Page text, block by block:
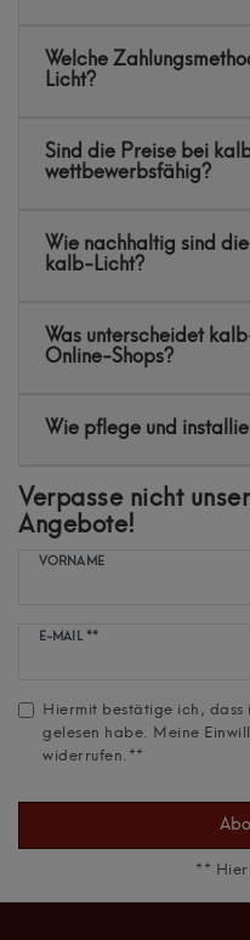
Welche
Licht?
Sind die Preise bei
wettbewerbsfähig?
Wie nachhaltig sind
kalb-Licht?
Was unterscheidet
Online-Shops?
Wie pflege und
Verpasse nicht
Angebote!
VORNAME
E-MAIL **
Newsletter
Hiermit bestätige ich, dass
gelesen habe. Meine
widerrufen.**
**